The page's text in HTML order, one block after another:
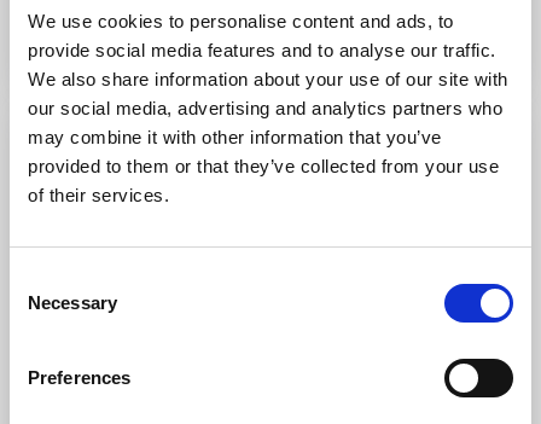
We use cookies to personalise content and ads, to
provide social media features and to analyse our traffic.
We also share information about your use of our site with
our social media, advertising and analytics partners who
may combine it with other information that you’ve
provided to them or that they’ve collected from your use
of their services.
Selection
Necessary
Preferences
Till hemsidan